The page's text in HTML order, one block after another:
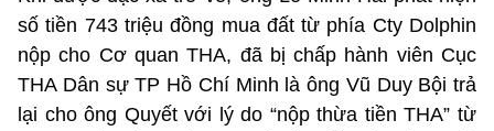
số tiền 743 triệu đồng mua đất từ phía Cty Dolphin
nộp cho Cơ quan THA, đã bị chấp hành viên Cục
THA Dân sự TP Hồ Chí Minh là ông Vũ Duy Bội trả
lại cho ông Quyết với lý do “nộp thừa tiền THA” từ